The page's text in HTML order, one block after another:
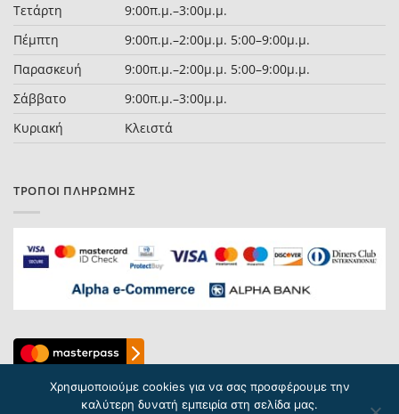
Τετάρτη
9:00π.μ.–3:00μ.μ.
Πέμπτη
9:00π.μ.–2:00μ.μ. 5:00–9:00μ.μ.
Παρασκευή
9:00π.μ.–2:00μ.μ. 5:00–9:00μ.μ.
Σάββατο
9:00π.μ.–3:00μ.μ.
Κυριακή
Κλειστά
ΤΡΌΠΟΙ ΠΛΗΡΩΜΉΣ
Χρησιμοποιούμε cookies για να σας προσφέρουμε την
καλύτερη δυνατή εμπειρία στη σελίδα μας.